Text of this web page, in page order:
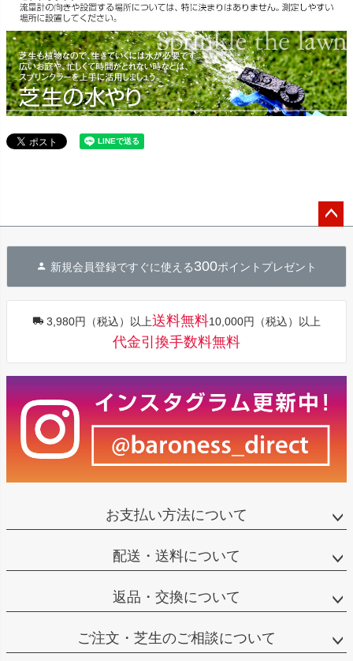
へ
新規会員登録ですぐに使える300ポイントプレゼント
3,980円（税込）以上送料無料10,000円（税込）以上
代金引換手数料無料
お支払い方法について
配送・送料について
返品・交換について
ご注文・芝生のご相談について